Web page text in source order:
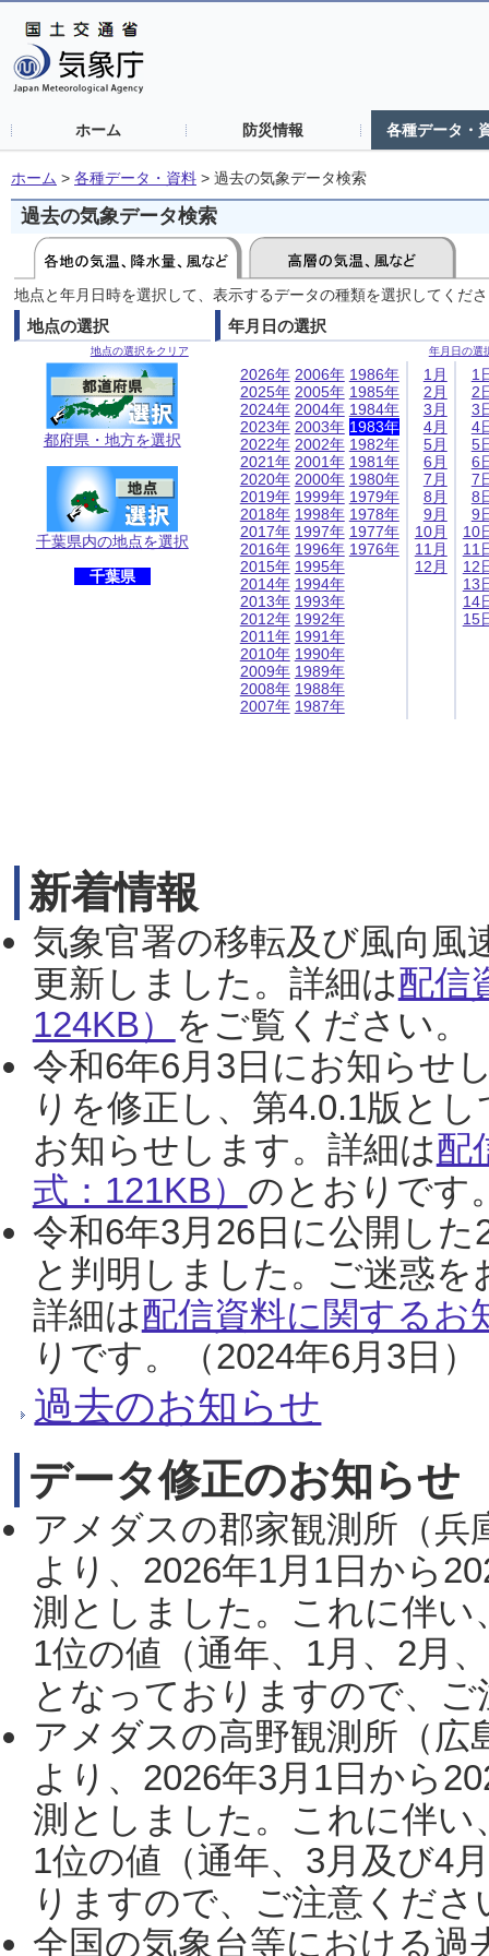
ホーム 防災情報 各種データ・
ホーム > 各種データ・資料 > 過去の気象データ検索
過去の気象データ検索
地点と年月日時を選択して、表示するデータの種類を選択してくだ
地点の選択
地点の選択をクリア
都府県・地方を選択
千葉県内の地点を選択
千葉県
年月日の選択
年月日の選
2026年
2025年
2024年
2023年
2022年
2021年
2020年
2019年
2018年
2017年
2016年
2015年
2014年
2013年
2012年
2011年
2010年
2009年
2008年
2007年
2006年
2005年
2004年
2003年
2002年
2001年
2000年
1999年
1998年
1997年
1996年
1995年
1994年
1993年
1992年
1991年
1990年
1989年
1988年
1987年
1986年
1985年
1984年
1983年
1982年
1981年
1980年
1979年
1978年
1977年
1976年
1月
2月
3月
4月
5月
6月
7月
8月
9月
10月
11月
12月
1
2
3
4
5
6
7
8
9
10
11
12
13
14
15
新着情報
気象官署の移転及び風向風
更新しました。詳細は配信
124KB） をご覧ください。
令和6年6月3日にお知らせ
りを修正し、第4.0.1版と
お知らせします。詳細は配
式：121KB） のとおりです
令和6年3月26日に公開し
と判明しました。ご迷惑
詳細は配信資料に関するお
りです。（2024年6月3日）
過去のお知らせ
データ修正のお知らせ
アメダスの郡家観測所（
より、2026年1月1日から
測としました。これに伴い
1位の値（通年、1月、2月
となっておりますので、
アメダスの高野観測所（
より、2026年3月1日から
測としました。これに伴い
1位の値（通年、3月及び4
りますので、ご注意くだ
全国の気象台等における過